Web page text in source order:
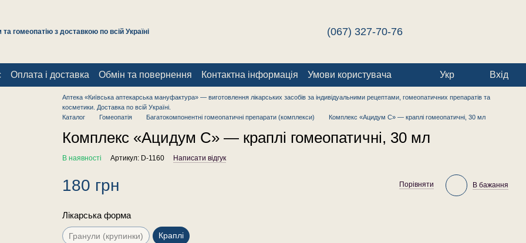
гомеопатію з доставкою по всій Україні (067) 327-70-76
Оплата і доставка Обмін та повернення Контактна інформація Умови користувача Укр Вхід
Аптека «Київська аптекарська мануфактура» — виготовлення лікарських засобів за індивідуальними рецептами, гомеопатичних препаратів та
косметики. Доставка по всій Україні.
Каталог
Гомеопатія Багатокомпонентні гомеопатичні препарати (комплекси) Комплекс «Ацидум С» — краплі гомеопатичні, 30 мл
Комплекс «Ацидум С» — краплі гомеопатичні, 30 мл
В наявності Артикул: D-1160 Написати відгук
180 грн Порівняти В бажання
Лікарська форма
Гранули (крупинки) Краплі